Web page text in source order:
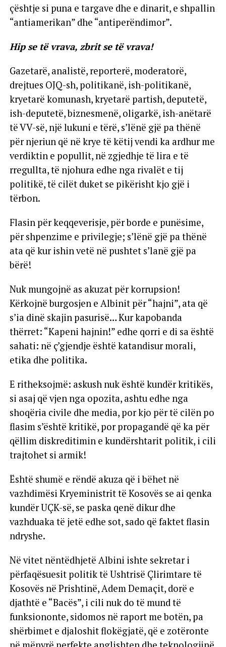
çështje si puna e targave dhe e dinarit, e shpallin
“antiamerikan” dhe “antiperëndimor”.
Hip se të vrava, zbrit se të vrava!
Gazetarë, analistë, reporterë, moderatorë,
drejtues OJQ-sh, politikanë, ish-politikanë,
kryetarë komunash, kryetarë partish, deputetë,
ish-deputetë, biznesmenë, oligarkë, ish-anëtarë
të VV-së, një lukuni e tërë, s’lënë gjë pa thënë
për njeriun që në krye të këtij vendi ka ardhur me
verdiktin e popullit, në zgjedhje të lira e të
rregullta, të njohura edhe nga rivalët e tij
politikë, të cilët duket se pikërisht kjo gjë i
tërbon.
Flasin për keqqeverisje, për borde e punësime,
për shpenzime e privilegje; s’lënë gjë pa thënë
ata që kur ishin vetë në pushtet s’lanë gjë pa
bërë!
Nuk mungojnë as akuzat për korrupsion!
Kërkojnë burgosjen e Albinit për “hajni”, ata që
s’ia dinë skajin pasurisë… Kur kapobanda
thërret: “Kapeni hajnin!” edhe qorri e di sa është
sahati: në ç’gjendje është katandisur morali,
etika dhe politika.
E ritheksojmë: askush nuk është kundër kritikës,
si asaj që vjen nga opozita, ashtu edhe nga
shoqëria civile dhe media, por kjo për të cilën po
flasim s’është kritikë, por propagandë që ka për
qëllim diskreditimin e kundërshtarit politik, i cili
trajtohet si armik!
Është shumë e rëndë akuza që i bëhet në
vazhdimësi Kryeministrit të Kosovës se ai qenka
kundër UÇK-së, se paska qenë dikur dhe
vazhduaka të jetë edhe sot, sado që faktet flasin
ndryshe.
Në vitet nëntëdhjetë Albini ishte sekretar i
përfaqësuesit politik të Ushtrisë Çlirimtare të
Kosovës në Prishtinë, Adem Demaçit, dorë e
djathtë e “Bacës”, i cili nuk do të mund të
funksiononte, sidomos në raport me botën, pa
shërbimet e djaloshit flokëgjatë, që e zotëronte